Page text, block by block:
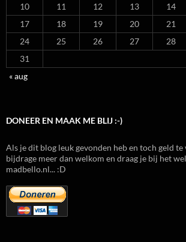
10
11 12 13 14
17
18 19 20 21
24
25 26 27 28
31
« aug
DONEER EN MAAK ME BLIJ :-)
Als je dit blog leuk gevonden heb en toch geld te
bijdrage meer dan welkom en draag je bij het
madbello.nl... :D